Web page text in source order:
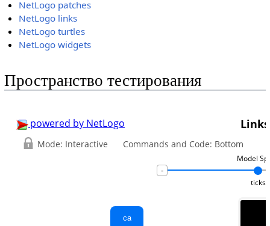
NetLogo patches
NetLogo links
NetLogo turtles
NetLogo widgets
Пространство тестирования